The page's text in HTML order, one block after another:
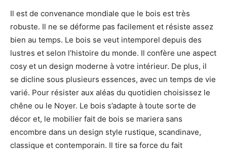
Il est de convenance mondiale que le bois est très
robuste. Il ne se déforme pas facilement et résiste assez
bien au temps. Le bois se veut intemporel depuis des
lustres et selon l’histoire du monde. Il confère une aspect
cosy et un design moderne à votre intérieur. De plus, il
se dicline sous plusieurs essences, avec un temps de vie
varié. Pour résister aux aléas du quotidien choisissez le
chêne ou le Noyer. Le bois s’adapte à toute sorte de
décor et, le mobilier fait de bois se mariera sans
encombre dans un design style rustique, scandinave,
classique et contemporain. Il tire sa force du fait